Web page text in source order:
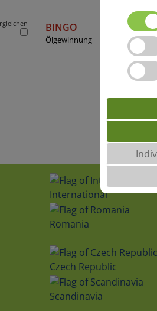
BINGO
Ölgewinnung
International
Romania
Czech Republic
Scandinavia